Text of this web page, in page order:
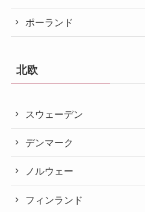
ポーランド
北欧
スウェーデン
デンマーク
ノルウェー
フィンランド